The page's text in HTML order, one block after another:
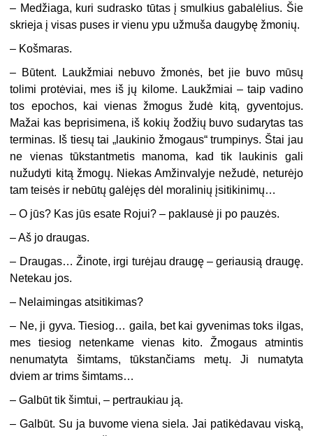
– Medžiaga, kuri sudrasko tūtas į smulkius gabalėlius. Šie
skrieja į visas puses ir vienu ypu užmuša daugybę žmonių.
– Košmaras.
– Būtent. Laukžmiai nebuvo žmonės, bet jie buvo mūsų
tolimi protėviai, mes iš jų kilome. Laukžmiai – taip vadino
tos epochos, kai vienas žmogus žudė kitą, gyventojus.
Mažai kas beprisimena, iš kokių žodžių buvo sudarytas tas
terminas. Iš tiesų tai „laukinio žmogaus“ trumpinys. Štai jau
ne vienas tūkstantmetis manoma, kad tik laukinis gali
nužudyti kitą žmogų. Niekas Amžinvalyje nežudė, neturėjo
tam teisės ir nebūtų galėjęs dėl moralinių įsitikinimų…
– O jūs? Kas jūs esate Rojui? – paklausė ji po pauzės.
– Aš jo draugas.
– Draugas… Žinote, irgi turėjau draugę – geriausią draugę.
Netekau jos.
– Nelaimingas atsitikimas?
– Ne, ji gyva. Tiesiog… gaila, bet kai gyvenimas toks ilgas,
mes tiesiog netenkame vienas kito. Žmogaus atmintis
nenumatyta šimtams, tūkstančiams metų. Ji numatyta
dviem ar trims šimtams…
– Galbūt tik šimtui, – pertraukiau ją.
– Galbūt. Su ja buvome viena siela. Jai patikėdavau viską,